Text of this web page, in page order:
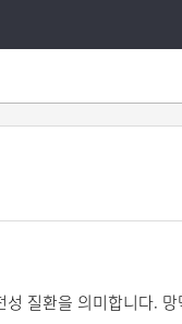
질환을 의미합니다.